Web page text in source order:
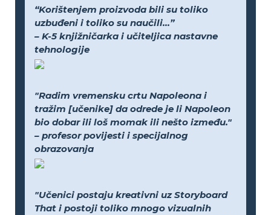
“Korištenjem proizvoda bili su toliko
uzbuđeni i toliko su naučili...”
– K-5 knjižničarka i učiteljica nastavne
tehnologije
"Radim vremensku crtu Napoleona i
tražim [učenike] da odrede je li Napoleon
bio dobar ili loš momak ili nešto između."
– profesor povijesti i specijalnog
obrazovanja
"Učenici postaju kreativni uz Storyboard
That i postoji toliko mnogo vizualnih